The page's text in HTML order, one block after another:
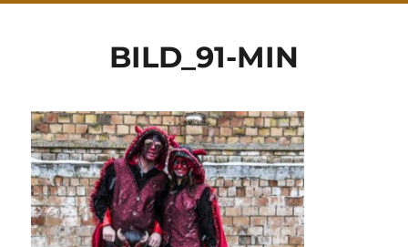
BILD_91-MIN